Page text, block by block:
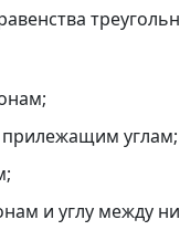
прилежащим углам;
и углу между